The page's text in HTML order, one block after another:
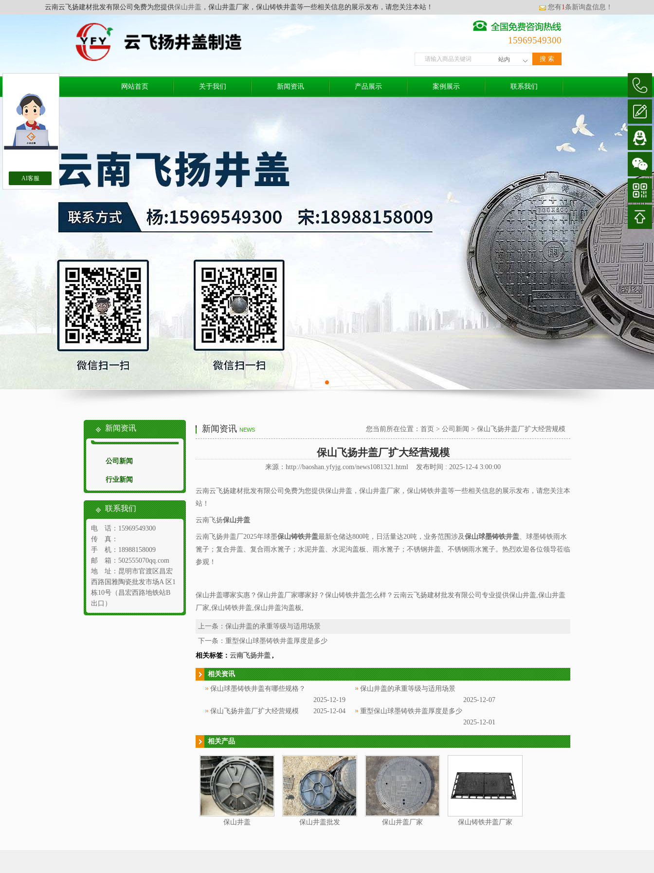
云南云飞扬建材批发有限公司免费为您提供保山井盖 ，保山井盖厂家，保山铸铁井盖等一些相关信息的展示发布，请您关注本站！ 您有1条新询盘信息！
15969549300
网站首页 关于我们 新闻资讯 产品展示 案例展示 联系我们
新闻资讯
公司新闻
行业新闻
联系我们
电 话：15969549300
传 真：
手 机：18988158009
邮 箱：502555070qq.com
地 址：昆明市官渡区昌宏
西路国雅陶瓷批发市场A 区1
栋10号（昌宏西路地铁站B
出口）
新闻资讯 NEWS 您当前所在位置： 首页 > 公司新闻 > 保山飞扬井盖厂扩大经营规模
保山飞扬井盖厂扩大经营规模
来源：http://baoshan.yfyjg.com/news1081321.html 发布时间 : 2025-12-4 3:00:00
云南云飞扬建材批发有限公司免费为您提供保山井盖 ，保山井盖厂家，保山铸铁井盖等一些相关信息的展示发布，请您关注本
站！
云南飞扬保山井盖
云南飞扬井盖厂2025年球墨保山铸铁井盖最新仓储达800吨，日活量达20吨，业务范围涉及保山球墨铸铁井盖、球墨铸铁雨水
篦子；复合井盖、复合雨水篦子；水泥井盖、水泥沟盖板、雨水篦子；不锈钢井盖、不锈钢雨水篦子。热烈欢迎各位领导莅临
参观！
保山井盖哪家实惠？保山井盖厂家哪家好？保山铸铁井盖怎么样？云南云飞扬建材批发有限公司专业提供保山井盖,保山井盖
厂家,保山铸铁井盖,保山井盖沟盖板,
上一条： 保山井盖的承重等级与适用场景
下一条： 重型保山球墨铸铁井盖厚度是多少
相关标签： 云南飞扬井盖 ,
相关资讯
保山球墨铸铁井盖有哪些规格？
2025-12-19
保山井盖的承重等级与适用场景
2025-12-07
保山飞扬井盖厂扩大经营规模
2025-12-04
重型保山球墨铸铁井盖厚度是多少
2025-12-01
相关产品
保山井盖 保山井盖批发 保山井盖厂家 保山铸铁井盖厂家
AI客服